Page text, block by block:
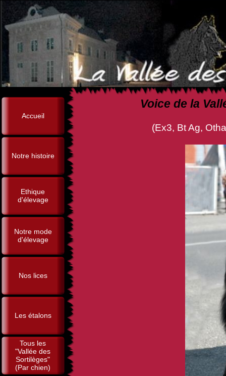
Accueil
Notre histoire
Ethique
d'élevage
Notre mode
d'élevage
Nos lices
Les étalons
Tous les
"Vallée des
Sortilèges"
(Par chien)
Voice de la
(Ex3, Bt Ag, Othain de la